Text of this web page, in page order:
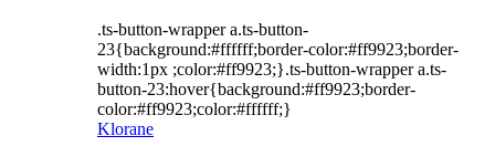
.ts-button-wrapper a.ts-button-
23{background:#ffffff;border-color:#ff9923;border-
width:1px ;color:#ff9923;}.ts-button-wrapper a.ts-
button-23:hover{background:#ff9923;border-
color:#ff9923;color:#ffffff;}
Klorane